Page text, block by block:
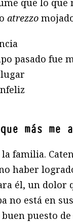
atrezzo
pasado fue
más me
familia.
haber
él, un dolor
no está en
puesto